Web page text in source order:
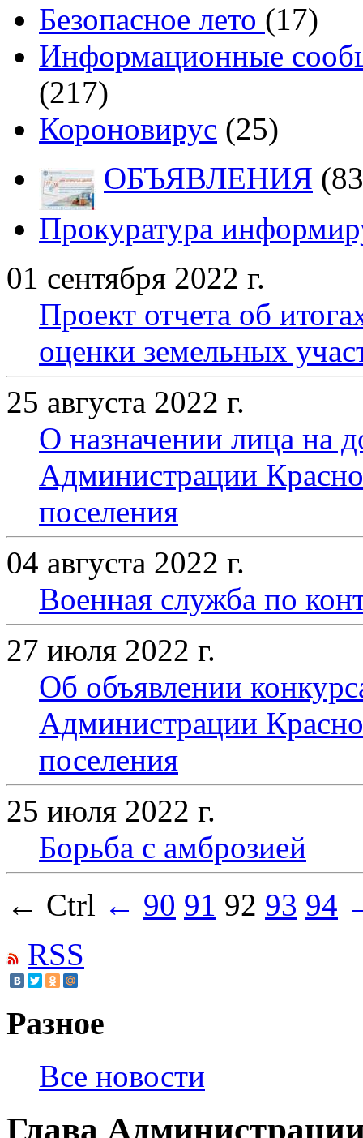
Безопасное лето (17)
Информационные
(217)
Короновирус (25)
ОБЪЯВЛЕНИЯ
Прокуратура
01 сентября 2022 г.
Проект отчета об
оценки земельных
25 августа 2022 г.
О назначении лица на
Администрации
поселения
04 августа 2022 г.
Военная служба по
27 июля 2022 г.
Об объявлении
Администрации
поселения
25 июля 2022 г.
Борьба с амброзией
← Ctrl ← 90 91 92 93 94
RSS
Разное
Все новости
Глава